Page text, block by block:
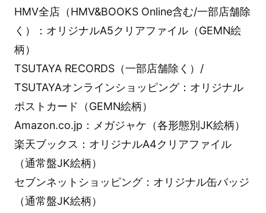
HMV全店（HMV&BOOKS Online含む/一部店舗除
く）：オリジナルA5クリアファイル（GEMN絵
柄）
TSUTAYA RECORDS（一部店舗除く）/
TSUTAYAオンラインショッピング：オリジナル
ポストカード（GEMN絵柄）
Amazon.co.jp：メガジャケ（各形態別JK絵柄）
楽天ブックス：オリジナルA4クリアファイル
（通常盤JK絵柄）
セブンネットショッピング：オリジナル缶バッジ
（通常盤JK絵柄）